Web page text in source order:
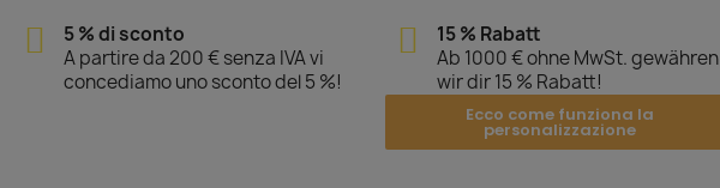
5 % di sconto
A partire da 200 € senza IVA vi
concediamo uno sconto del 5 %!
15 % Rabatt
Ab 1000 € ohne MwSt. gewähren
wir dir 15 % Rabatt!
Ecco come funziona la
personalizzazione